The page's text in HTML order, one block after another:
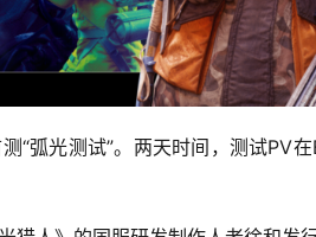
“弧光测试”。两天时间，测试PV